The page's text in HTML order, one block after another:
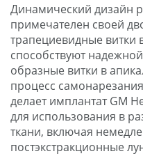
Динамический дизайн
примечателен своей
трапециевидные витки
способствуют
образные витки в
процесс
делает имплантат GM
для использования в
ткани, включая
постэкстракционные